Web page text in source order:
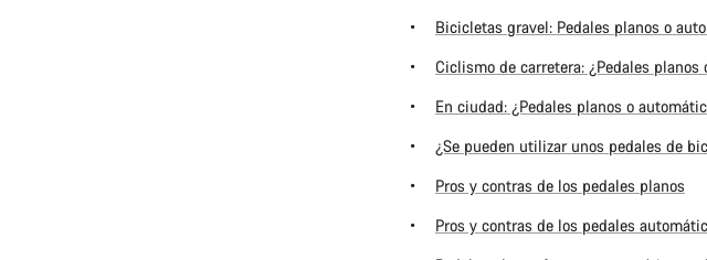
Bicicletas gravel: Pedales planos o
Ciclismo de carretera: ¿Pedales planos
En ciudad: ¿Pedales planos o
¿Se pueden utilizar unos pedales de
Pros y contras de los pedales planos
Pros y contras de los pedales